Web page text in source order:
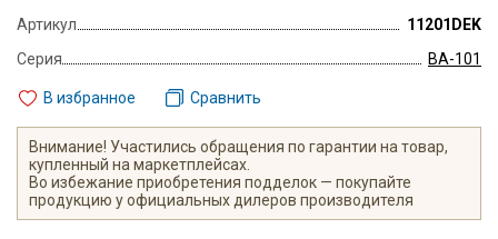
Артикул
11201DEK
Серия
ВА-101
В избранное Сравнить
Внимание! Участились обращения по гарантии на товар,
купленный на маркетплейсах.
Во избежание приобретения подделок — покупайте
продукцию у официальных дилеров производителя